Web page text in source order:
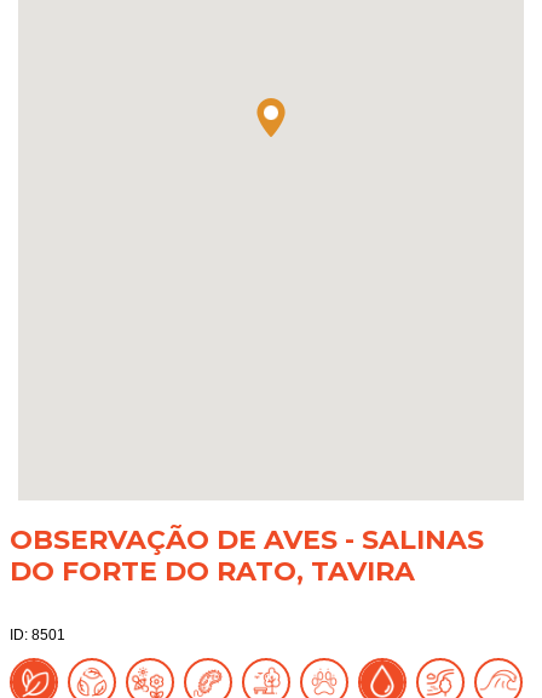
OBSERVAÇÃO DE AVES - SALINAS
DO FORTE DO RATO, TAVIRA
ID: 8501